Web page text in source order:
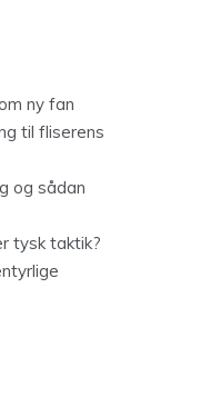
ny fan
til fliserens
og sådan
tysk taktik?